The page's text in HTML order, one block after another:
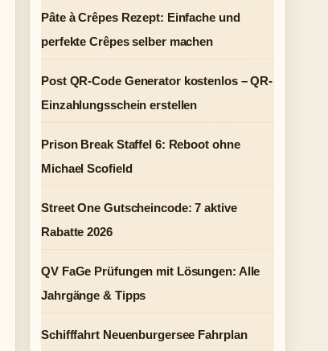
Pâte à Crêpes Rezept: Einfache und
perfekte Crêpes selber machen
Post QR-Code Generator kostenlos – QR-
Einzahlungsschein erstellen
Prison Break Staffel 6: Reboot ohne
Michael Scofield
Street One Gutscheincode: 7 aktive
Rabatte 2026
QV FaGe Prüfungen mit Lösungen: Alle
Jahrgänge & Tipps
Schifffahrt Neuenburgersee Fahrplan